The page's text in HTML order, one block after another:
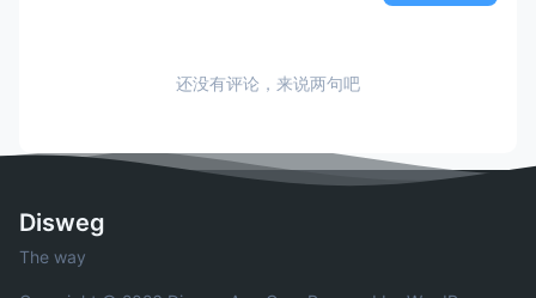
还没有评论，来说两句吧
Disweg
The way